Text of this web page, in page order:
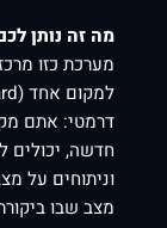
מה זה נותן
מערכת כזו
דרמטי: אתם
חדשה, יכולים
וניתוחים על
מצב שבו